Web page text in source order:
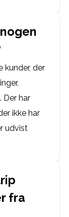
kunder, der
Der har
ikke har
udvist
fra